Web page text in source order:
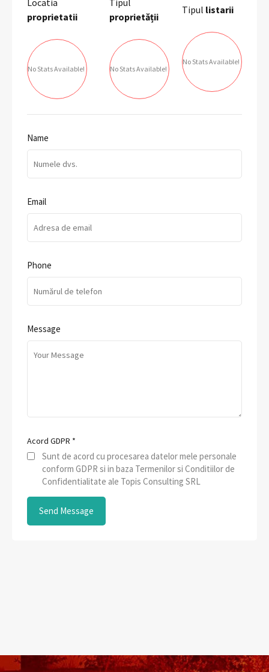
Locatia
proprietatii
No Stats Available!
Tipul
proprietății
No Stats Available!
Tipul listarii
No Stats Available!
Name
Email
Phone
Message
Acord GDPR *
Sunt de acord cu procesarea datelor mele personale
conform GDPR si in baza Termenilor si Conditiilor de
Confidentialitate ale Topis Consulting SRL